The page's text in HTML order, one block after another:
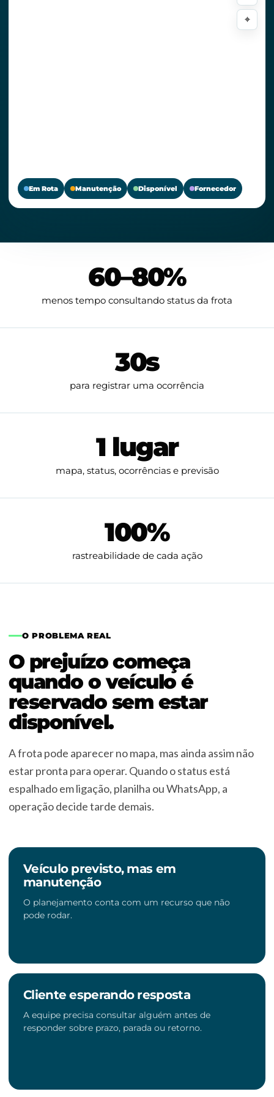
⌖
Em Rota Manutenção Disponível Fornecedor
60–80%
menos tempo consultando status da frota
30s
para registrar uma ocorrência
1 lugar
mapa, status, ocorrências e previsão
100%
rastreabilidade de cada ação
O PROBLEMA REAL
O prejuízo começa
quando o veículo é
reservado sem estar
disponível.
A frota pode aparecer no mapa, mas ainda assim não
estar pronta para operar. Quando o status está
espalhado em ligação, planilha ou WhatsApp, a
operação decide tarde demais.
Veículo previsto, mas em
manutenção
O planejamento conta com um recurso que não
pode rodar.
Cliente esperando resposta
A equipe precisa consultar alguém antes de
responder sobre prazo, parada ou retorno.